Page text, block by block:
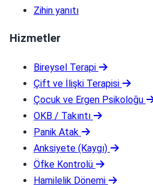
Zihin yanıtı
Hizmetler
Bireysel Terapi
Çift ve İlişki Terapisi
Çocuk ve Ergen Psikoloğu
OKB / Takıntı
Panik Atak
Anksiyete (Kaygı)
Öfke Kontrolü
Hamilelik Dönemi